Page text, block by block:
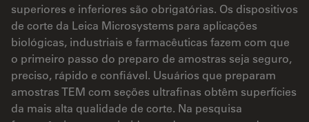
superiores e inferiores são obrigatórias. Os dispositivos
de corte da Leica Microsystems para aplicações
biológicas, industriais e farmacêuticas fazem com que
o primeiro passo do preparo de amostras seja seguro,
preciso, rápido e confiável. Usuários que preparam
amostras TEM com seções ultrafinas obtêm superfícies
da mais alta qualidade de corte. Na pesquisa